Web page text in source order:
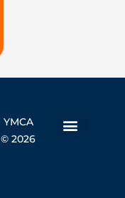
YMCA
© 2026